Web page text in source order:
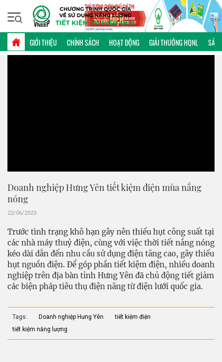
GIỚI THIỆU CHÍNH SÁCH HOẠT ĐỘNG GIẢI THƯỞNG HQNL SẢN
Thứ năm, 06/08/2026 | 12:48 GMT+7
VIDEO
Doanh nghiệp Hưng Yên tiết kiệm điện mùa nắng
nóng
22/06/2023
Trước tình trạng khô hạn gây nên thiếu hụt công suất tại
các nhà máy thuỷ điện, cùng với việc thời tiết nắng nóng
kéo dài dẫn đến nhu cầu sử dụng điện tăng cao, gây thiếu
hụt nguồn điện. Để góp phần tiết kiệm điện, nhiều doanh
nghiệp trên địa bàn tỉnh Hưng Yên đã chủ động tiết giảm
các biện pháp tiêu thụ điện năng từ điện lưới quốc gia.
Tags: Doanh nghiệp Hưng Yên
tiết kiệm điện
tiết kiệm năng lượng